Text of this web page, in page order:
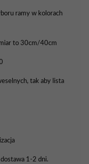
ramy w kolorach
to 30cm/40cm
tak aby lista
1-2 dni.